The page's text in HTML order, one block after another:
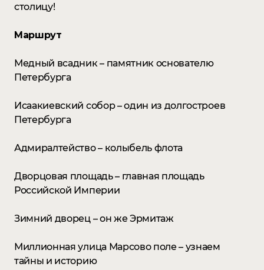
столицу!
Маршрут
Медный всадник – памятник основателю
Петербурга
Исаакиевский собор – один из долгостроев
Петербурга
Адмиралтейство – колыбель флота
Дворцовая площадь – главная площадь
Российской Империи
Зимний дворец – он же Эрмитаж
Миллионная улица Марсово поле – узнаем
тайны и историю